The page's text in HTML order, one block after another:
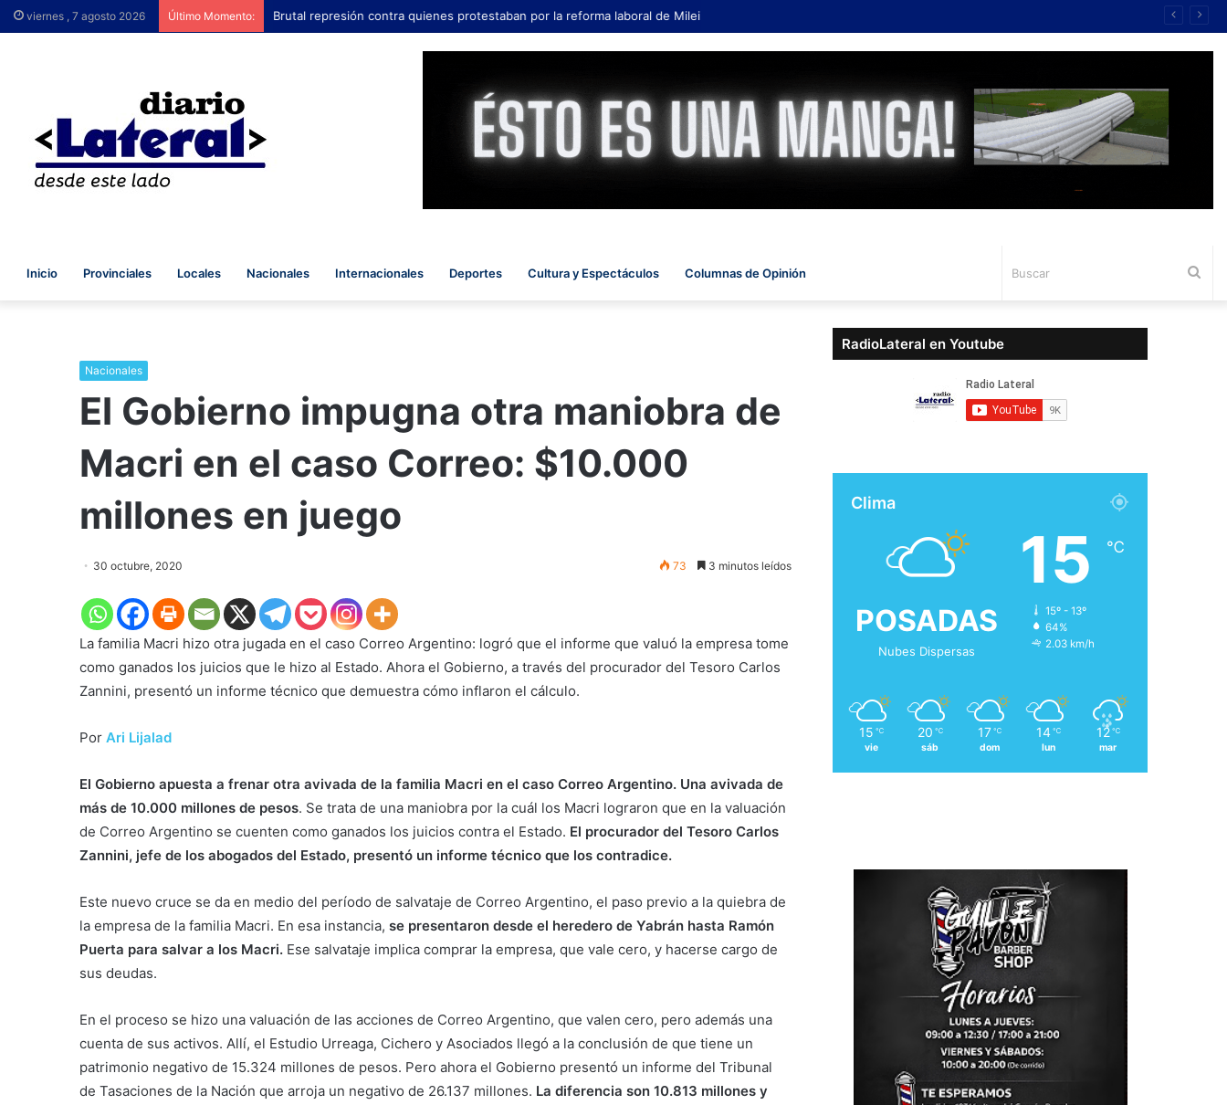
viernes , 7 agosto 2026 Último Momento: Brutal represión contra quienes protestaban por la reforma laboral de Milei
Inicio Provinciales Locales Nacionales Internacionales Deportes Cultura y Espectáculos Columnas de Opinión
Nacionales
El Gobierno impugna otra maniobra de
Macri en el caso Correo: $10.000
millones en juego
30 octubre, 2020 73 3 minutos leídos
La familia Macri hizo otra jugada en el caso Correo Argentino: logró que el informe que valuó la empresa tome
como ganados los juicios que le hizo al Estado. Ahora el Gobierno, a través del procurador del Tesoro Carlos
Zannini, presentó un informe técnico que demuestra cómo inflaron el cálculo.
Por Ari Lijalad
El Gobierno apuesta a frenar otra avivada de la familia Macri en el caso Correo Argentino. Una avivada de
más de 10.000 millones de pesos. Se trata de una maniobra por la cuál los Macri lograron que en la valuación
de Correo Argentino se cuenten como ganados los juicios contra el Estado. El procurador del Tesoro Carlos
Zannini, jefe de los abogados del Estado, presentó un informe técnico que los contradice.
Este nuevo cruce se da en medio del período de salvataje de Correo Argentino, el paso previo a la quiebra de
la empresa de la familia Macri. En esa instancia, se presentaron desde el heredero de Yabrán hasta Ramón
Puerta para salvar a los Macri. Ese salvataje implica comprar la empresa, que vale cero, y hacerse cargo de
sus deudas.
En el proceso se hizo una valuación de las acciones de Correo Argentino, que valen cero, pero además una
cuenta de sus activos. Allí, el Estudio Urreaga, Cichero y Asociados llegó a la conclusión de que tiene un
patrimonio negativo de 15.324 millones de pesos. Pero ahora el Gobierno presentó un informe del Tribunal
de Tasaciones de la Nación que arroja un negativo de 26.137 millones. La diferencia son 10.813 millones y
RadioLateral en Youtube
Clima
POSADAS
Nubes Dispersas
15 ℃
15º - 13º
64%
2.03 km/h
15 ℃
vie
20 ℃
sáb
17 ℃
dom
14 ℃
lun
12 ℃
mar